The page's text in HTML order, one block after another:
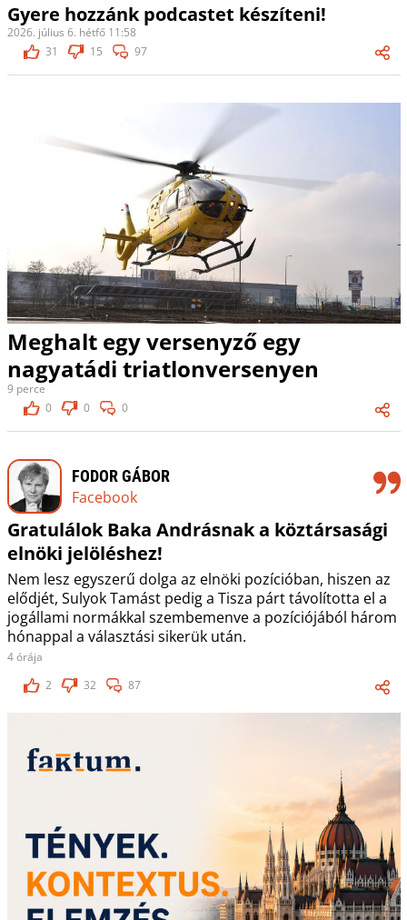
Gyere hozzánk podcastet készíteni!
2026. július 6. hétfő 11:58
31
15 97
Meghalt egy versenyző egy
nagyatádi triatlonversenyen
9 perce
0
0 0
FODOR GÁBOR
Facebook
Gratulálok Baka Andrásnak a köztársasági
elnöki jelöléshez!
Nem lesz egyszerű dolga az elnöki pozícióban, hiszen az
elődjét, Sulyok Tamást pedig a Tisza párt távolította el a
jogállami normákkal szembemenve a pozíciójából három
hónappal a választási sikerük után.
4 órája
2
32 87